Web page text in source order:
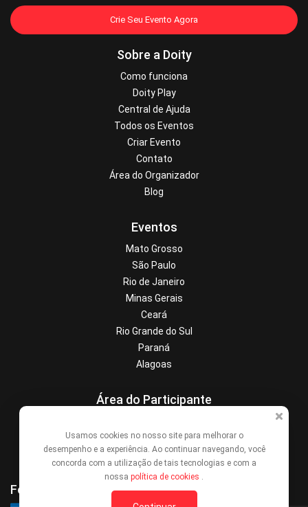
Crie Seu Evento Agora
Sobre a Doity
Como funciona
Doity Play
Central de Ajuda
Todos os Eventos
Criar Evento
Contato
Área do Organizador
Blog
Eventos
Mato Grosso
São Paulo
Rio de Janeiro
Minas Gerais
Ceará
Rio Grande do Sul
Paraná
Alagoas
Área do Participante
Denunciar este evento
Contato
Formas de Pagamento
Usamos cookies no nosso site para melhorar o
desempenho e a experiência. Ao continuar navegando, você
concorda com a utilização de tais tecnologias e com a
nossa política de cookies .